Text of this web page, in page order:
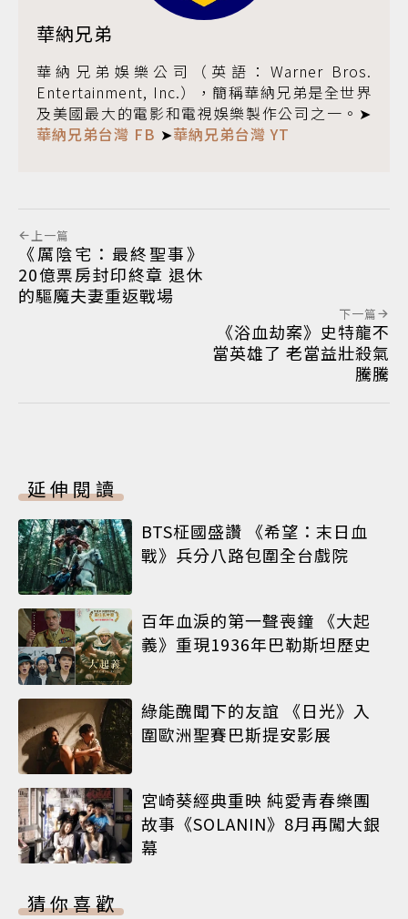
華納兄弟
華納兄弟娛樂公司（英語：Warner Bros.
Entertainment, Inc.），簡稱華納兄弟是全世界
及美國最大的電影和電視娛樂製作公司之一。➤
華納兄弟台灣 FB ➤華納兄弟台灣 YT
上一篇
《厲陰宅：最終聖事》
20億票房封印終章 退休
的驅魔夫妻重返戰場
下一篇
《浴血劫案》史特龍不
當英雄了 老當益壯殺氣
騰騰
延伸閱讀
BTS柾國盛讚 《希望：末日血
戰》兵分八路包圍全台戲院
百年血淚的第一聲喪鐘 《大起
義》重現1936年巴勒斯坦歷史
綠能醜聞下的友誼 《日光》入
圍歐洲聖賽巴斯提安影展
宮崎葵經典重映 純愛青春樂團
故事《SOLANIN》8月再闖大銀
幕
猜你喜歡